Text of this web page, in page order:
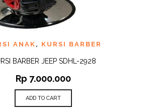
ANAK , KURSI BARBER
BARBER JEEP SDHL-2928
Rp 7.000.000
ADD TO CART